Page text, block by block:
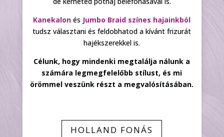
Kanekalon és Jumbo Braid színes hajainkból
tudsz választani és feldobhatod a kívánt frizurát
hajékszerekkel is.
Célunk, hogy mindenki megtalálja nálunk a
számára legmegfelelőbb stílust, és mi
örömmel veszünk részt a megvalósításában.
HOLLAND FONÁS